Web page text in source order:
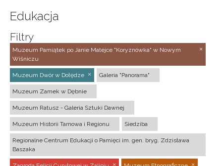
Edukacja
Filtry
Muzeum Pamiątek po Janie Matejce "Koryznówka" w Nowym
Wiśniczu
Muzeum Dwór w Dołędze Galeria "Panorama"
Muzeum Zamek w Dębnie
Muzeum Ratusz - Galeria Sztuki Dawnej
Muzeum Historii Tarnowa i Regionu Siedziba
Regionalne Centrum Edukacji o Pamięci im. gen. bryg. Zdzisława
Baszaka